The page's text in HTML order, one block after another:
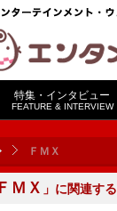
特集・インタビュー
FEATURE & INTERVIEW
ＦＭＸ
ＦＭＸ 」に関連する